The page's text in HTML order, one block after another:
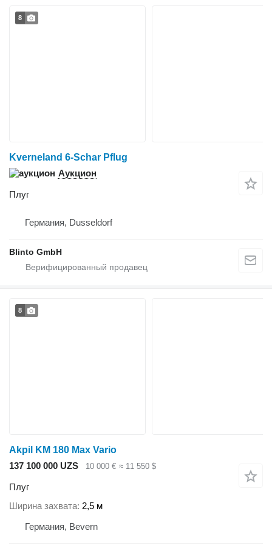
8
Kverneland 6-Schar Pflug
Аукцион
Плуг
Германия, Dusseldorf
Blinto GmbH
8
Akpil KM 180 Max Vario
137 100 000 UZS
10 000 € ≈ 11 550 $
Плуг
Ширина захвата 2,5 м
Германия, Bevern